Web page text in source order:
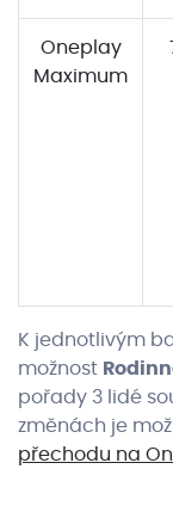
Oneplay
Maximum
K jednotlivým
možnost
pořady 3 lidé
změnách je
přechodu na